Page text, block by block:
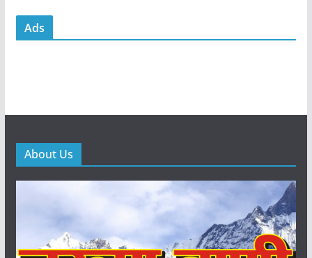
Ads
About Us